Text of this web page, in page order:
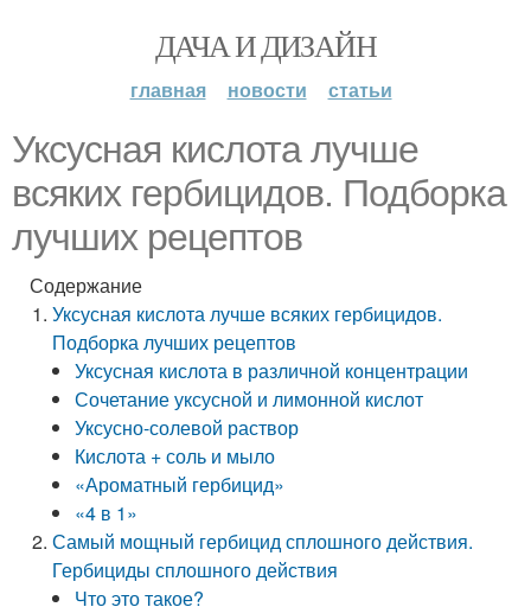
ДАЧА И ДИЗАЙН
главная новости статьи
Уксусная кислота лучше
всяких гербицидов. Подборка
лучших рецептов
Содержание
Уксусная кислота лучше всяких гербицидов.
Подборка лучших рецептов
Уксусная кислота в различной концентрации
Сочетание уксусной и лимонной кислот
Уксусно-солевой раствор
Кислота + соль и мыло
«Ароматный гербицид»
«4 в 1»
Самый мощный гербицид сплошного действия.
Гербициды сплошного действия
Что это такое?